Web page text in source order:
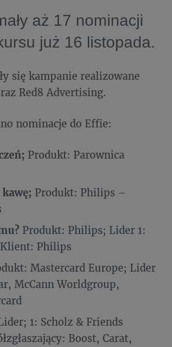
aż 17 nominacji
już 16 listopada.
się kampanie realizowane
Red8 Advertising.
nominacje do Effie:
Produkt: Parownica
Produkt: Philips –
Produkt: Philips; Lider 1:
Klient: Philips
Mastercard Europe; Lider
McCann Worldgroup,
1: Scholz & Friends
Boost, Carat,